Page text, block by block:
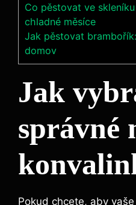
Co pěstovat ve
chladné měsíce
Jak pěstovat
domov
Jak
správné
Pokud chcete, aby